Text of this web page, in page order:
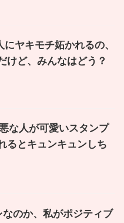
ヤキモチ妬かれるの、
けど、みんなはどう？
な人が可愛いスタンプ
るとキュンキュンしち
なのか、私がポジティブ